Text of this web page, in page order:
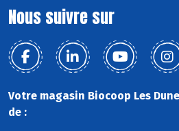
Nous suivre sur
Votre magasin Biocoop Les
de :